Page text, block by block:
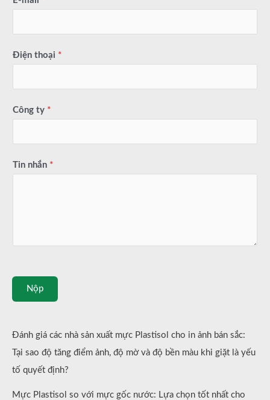
Điện thoại *
Công ty *
Tin nhắn *
Nộp
Đánh giá các nhà sản xuất mực Plastisol cho in ảnh bán sắc:
Tại sao độ tăng điểm ảnh, độ mờ và độ bền màu khi giặt là yếu
tố quyết định?
Mực Plastisol so với mực gốc nước: Lựa chọn tốt nhất cho